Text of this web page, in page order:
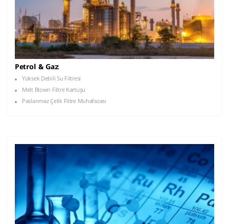
Petrol & Gaz
Yüksek Debili Su Filtresi
Melt Blown Filtre Kartuşu
Paslanmaz Çelik Filtre Muhafazası